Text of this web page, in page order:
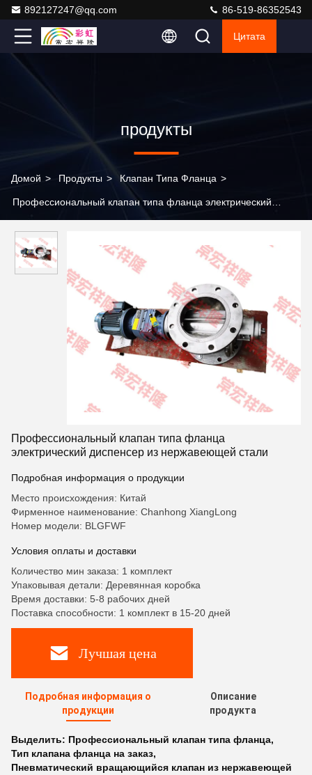
892127247@qq.com 86-519-86352543
Цитата
продукты
Домой > Продукты > Клапан Типа Фланца >
Профессиональный клапан типа фланца электрический
Профессиональный клапан типа фланца
электрический диспенсер из нержавеющей стали
Подробная информация о продукции
Место происхождения: Китай
Фирменное наименование: Chanhong XiangLong
Номер модели: BLGFWF
Условия оплаты и доставки
Количество мин заказа: 1 комплект
Упаковывая детали: Деревянная коробка
Время доставки: 5-8 рабочих дней
Поставка способности: 1 комплект в 15-20 дней
Лучшая цена
Подробная информация о
продукции
Описание
продукта
Выделить: Профессиональный клапан типа фланца,
Тип клапана фланца на заказ,
Пневматический вращающийся клапан из нержавеющей